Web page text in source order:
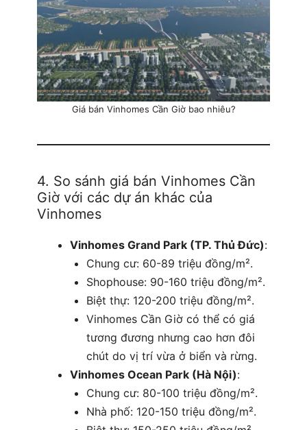
Giá bán Vinhomes Cần Giờ bao nhiêu?
4. So sánh giá bán Vinhomes Cần
Giờ với các dự án khác của
Vinhomes
Vinhomes Grand Park (TP. Thủ Đức):
Chung cư: 60-89 triệu đồng/m².
Shophouse: 90-160 triệu đồng/m².
Biệt thự: 120-200 triệu đồng/m².
Vinhomes Cần Giờ có thể có giá
tương đương nhưng cao hơn đôi
chút do vị trí vừa ở biển và rừng.
Vinhomes Ocean Park (Hà Nội):
Chung cư: 80-100 triệu đồng/m².
Nhà phố: 120-150 triệu đồng/m².